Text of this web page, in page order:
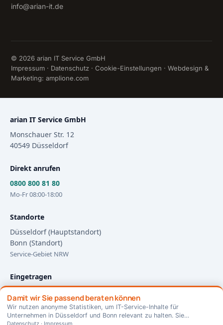
info@arian-it.de
© 2026 arian IT Service GmbH
Impressum · Datenschutz · Cookie-Einstellungen · Webdesign &
Marketing: amplione.com
⊕ Als App installieren
arian IT Service GmbH
Monschauer Str. 12
40549 Düsseldorf
Direkt anrufen
0800 800 81 80
Mo-Fr 08:00-18:00
Standorte
Düsseldorf (Hauptstandort)
Bonn (Standort)
Service-Gebiet NRW
Eingetragen
Amtsgericht Düsseldorf
Impressum · Datenschutz
Damit wir Sie passend beraten können
Wir nutzen anonyme Statistiken, um IT-Service-Inhalte für
Unternehmen in Düsseldorf und Bonn relevant zu halten. Sie
Datenschutz · Impressum